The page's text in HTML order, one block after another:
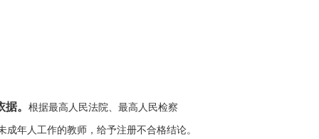
。 根据最高人民法院、最高人民检察
年人工作的教师，给予注册不合格结论。